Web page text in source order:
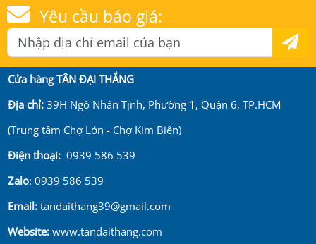
Yêu cầu báo giá:
Cửa hàng TÂN ĐẠI THẮNG
Địa chỉ:39H Ngô Nhân Tịnh, Phường 1, Quận 6, TP.HCM
(Trung tâm Chợ Lớn - Chợ Kim Biên)
Điện thoại: 0939 586 539
Zalo: 0939 586 539
Email:tandaithang39@gmail.com
Website:www.tandaithang.com